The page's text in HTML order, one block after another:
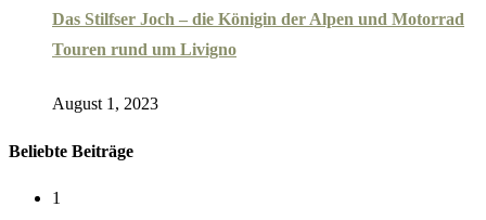
Das Stilfser Joch – die Königin der Alpen und Motorrad
Touren rund um Livigno
August 1, 2023
Beliebte Beiträge
1